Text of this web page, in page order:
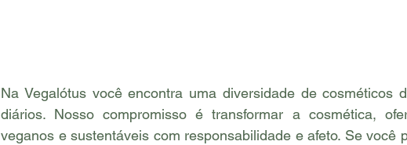
Na Vegalótus você encontra uma diversidade de cosméticos
diários. Nosso compromisso é transformar a cosmética,
veganos e sustentáveis com responsabilidade e afeto. Se você